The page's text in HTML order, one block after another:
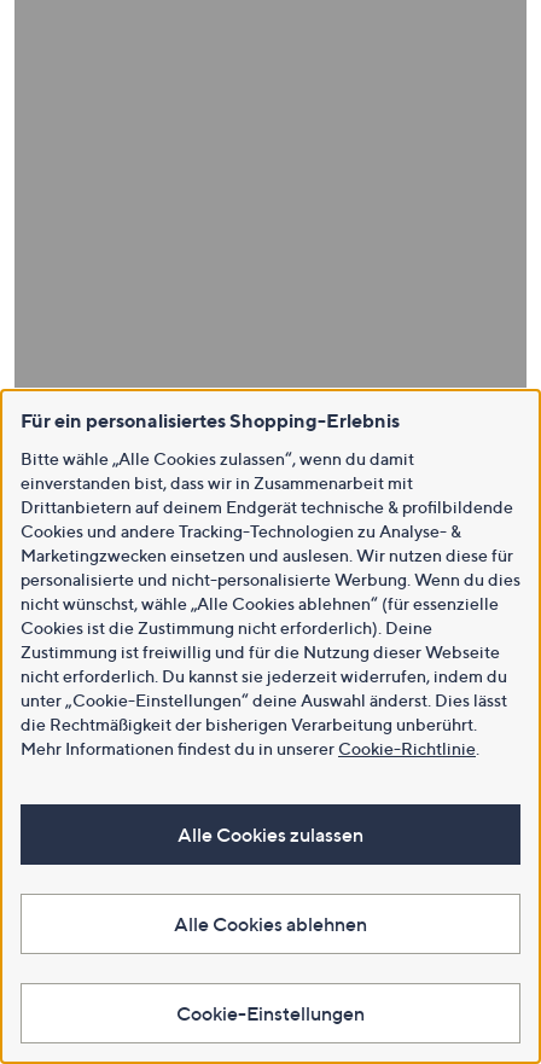
Für ein personalisiertes Shopping-Erlebnis
Bitte wähle „Alle Cookies zulassen“, wenn du damit
einverstanden bist, dass wir in Zusammenarbeit mit
Drittanbietern auf deinem Endgerät technische & profilbildende
Cookies und andere Tracking-Technologien zu Analyse- &
Marketingzwecken einsetzen und auslesen. Wir nutzen diese für
personalisierte und nicht-personalisierte Werbung. Wenn du dies
nicht wünschst, wähle „Alle Cookies ablehnen“ (für essenzielle
Cookies ist die Zustimmung nicht erforderlich). Deine
Zustimmung ist freiwillig und für die Nutzung dieser Webseite
nicht erforderlich. Du kannst sie jederzeit widerrufen, indem du
unter „Cookie-Einstellungen“ deine Auswahl änderst. Dies lässt
die Rechtmäßigkeit der bisherigen Verarbeitung unberührt.
Mehr Informationen findest du in unsererCookie-Richtlinie
Alle Cookies zulassen
Alle Cookies ablehnen
Cookie-Einstellungen